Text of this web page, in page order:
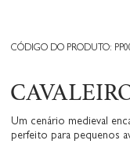
CÓDIGO DO PRODUTO:
Um cenário medieval
perfeito para pequenos